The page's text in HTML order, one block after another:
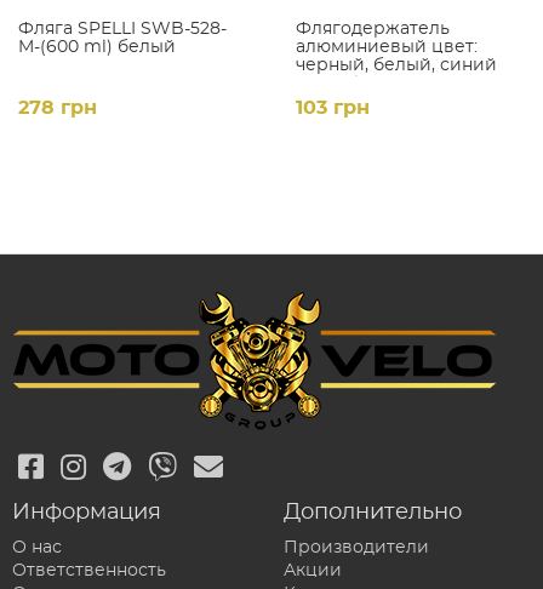
Фляга SPELLI SWB-528-
M-(600 ml) белый
278 грн
Флягодержатель
алюминиевый цвет:
черный, белый, синий
103 грн
Информация
О нас
Ответственность
Дополнительно
Производители
Акции